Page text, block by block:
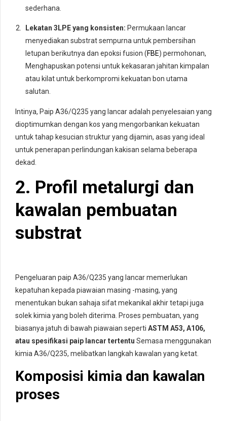
sederhana.
Lekatan 3LPE yang konsisten: Permukaan lancar
menyediakan substrat sempurna untuk pembersihan
letupan berikutnya dan epoksi fusion (FBE) permohonan,
Menghapuskan potensi untuk kekasaran jahitan kimpalan
atau kilat untuk berkompromi kekuatan bon utama
salutan.
Intinya, Paip A36/Q235 yang lancar adalah penyelesaian yang
dioptimumkan dengan kos yang mengorbankan kekuatan
untuk tahap kesucian struktur yang dijamin, asas yang ideal
untuk penerapan perlindungan kakisan selama beberapa
dekad.
2. Profil metalurgi dan
kawalan pembuatan
substrat
Pengeluaran paip A36/Q235 yang lancar memerlukan
kepatuhan kepada piawaian masing -masing, yang
menentukan bukan sahaja sifat mekanikal akhir tetapi juga
solek kimia yang boleh diterima. Proses pembuatan, yang
biasanya jatuh di bawah piawaian seperti ASTM A53, A106,
atau spesifikasi paip lancar tertentu Semasa menggunakan
kimia A36/Q235, melibatkan langkah kawalan yang ketat.
Komposisi kimia dan kawalan
proses